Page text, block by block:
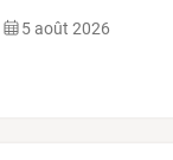
5 août 2026